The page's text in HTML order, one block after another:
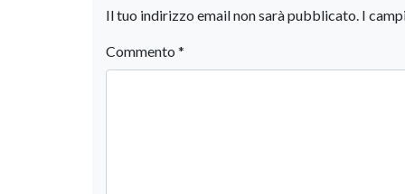
Il tuo indirizzo email non sarà pubblicato. I
Commento *